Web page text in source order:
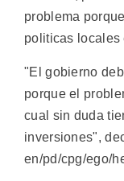
problema
politicas locales
"El gobierno
porque el
cual sin duda
inversiones",
en/pd/cpg/ego/